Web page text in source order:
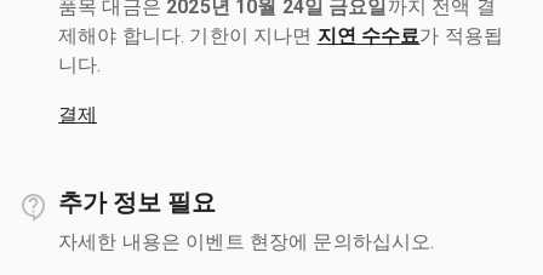
품목 대금은 2025년 10월 24일 금요일 까지 전액 결
제해야 합니다. 기한이 지나면 지연 수수료가 적용됩
니다.
결제
추가 정보 필요
자세한 내용은 이벤트 현장에 문의하십시오.